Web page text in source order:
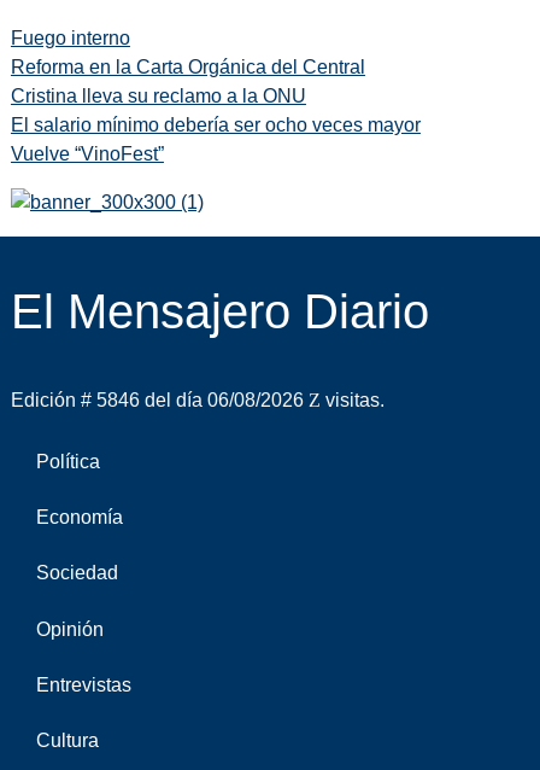
Fuego interno
Reforma en la Carta Orgánica del Central
Cristina lleva su reclamo a la ONU
El salario mínimo debería ser ocho veces mayor
Vuelve “VinoFest”
El Mensajero Diario
Edición # 5846 del día 06/08/2026 visitas.
Política
Economía
Sociedad
Opinión
Entrevistas
Cultura